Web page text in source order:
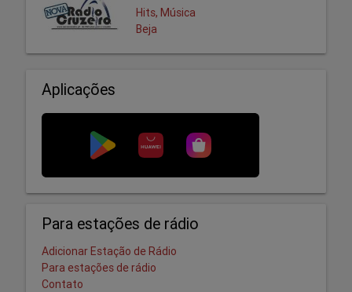
Hits, Música
Beja
Aplicações
Para estações de rádio
Adicionar Estação de Rádio
Para estações de rádio
Contato